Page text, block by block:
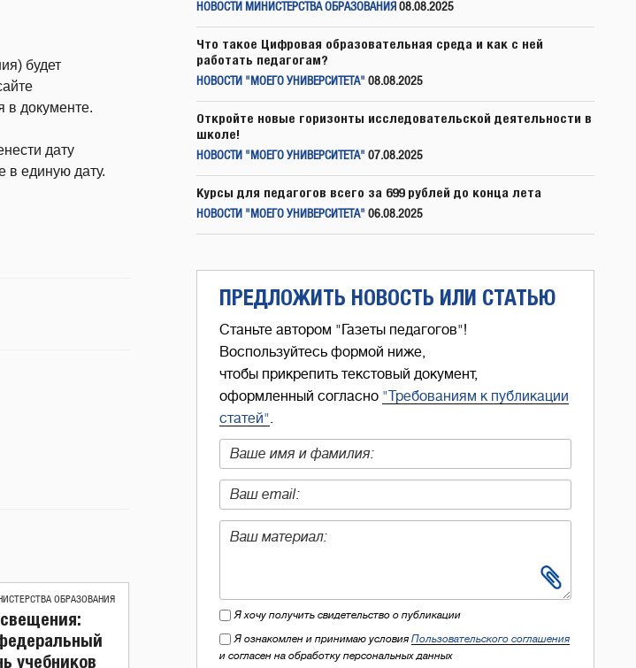
будет
в документе.
дату
в единую дату.
ОБРАЗОВАНИЯ
учебников
НОВОСТИ МИНИСТЕРСТВА ОБРАЗОВАНИЯ 08.08.2025
Что такое Цифровая образовательная среда и как с ней
работать педагогам?
НОВОСТИ "МОЕГО УНИВЕРСИТЕТА" 08.08.2025
Откройте новые горизонты исследовательской деятельности в
школе!
НОВОСТИ "МОЕГО УНИВЕРСИТЕТА" 07.08.2025
Курсы для педагогов всего за 699 рублей до конца лета
НОВОСТИ "МОЕГО УНИВЕРСИТЕТА" 06.08.2025
ПРЕДЛОЖИТЬ НОВОСТЬ ИЛИ СТАТЬЮ
Станьте автором "Газеты педагогов"!
Воспользуйтесь формой ниже,
чтобы прикрепить текстовый документ,
оформленный согласно "Требованиям к публикации
статей".
Я хочу получить свидетельство о публикации
Я ознакомлен и принимаю условия Пользовательского соглашения
и согласен на обработку персональных данных